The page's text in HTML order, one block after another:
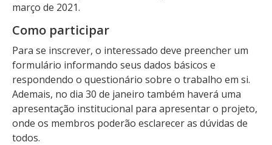
março de 2021.
Como participar
Para se inscrever, o interessado deve preencher um
formulário informando seus dados básicos e
respondendo o questionário sobre o trabalho em si.
Ademais, no dia 30 de janeiro também haverá uma
apresentação institucional para apresentar o projeto,
onde os membros poderão esclarecer as dúvidas de
todos.